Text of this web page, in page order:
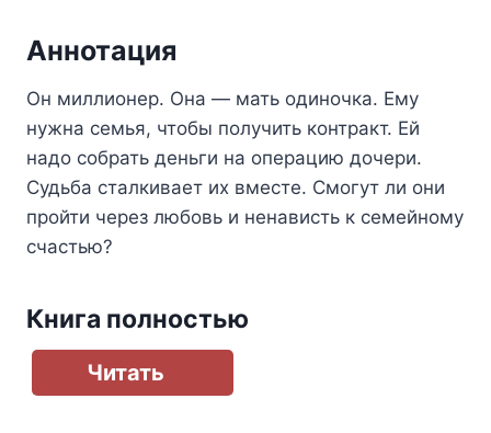
Аннотация
Он миллионер. Она — мать одиночка. Ему
нужна семья, чтобы получить контракт. Ей
надо собрать деньги на операцию дочери.
Судьба сталкивает их вместе. Смогут ли они
пройти через любовь и ненависть к семейному
счастью?
Книга полностью
Читать